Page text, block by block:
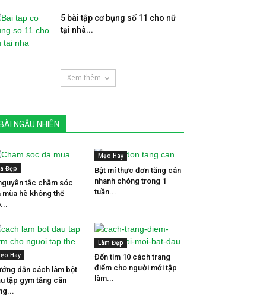
5 bài tập cơ bụng số 11 cho nữ
tại nhà...
Xem thêm
BÀI NGẪU NHIÊN
Đẹp
tắc chăm sóc
mùa hè không thể
Mẹo Hay
Bật mí thực đơn tăng cân
nhanh chóng trong 1
tuần...
Hay
dẫn cách làm bột
tập gym tăng cân
Làm Đẹp
Đốn tim 10 cách trang
điểm cho người mới tập
làm...